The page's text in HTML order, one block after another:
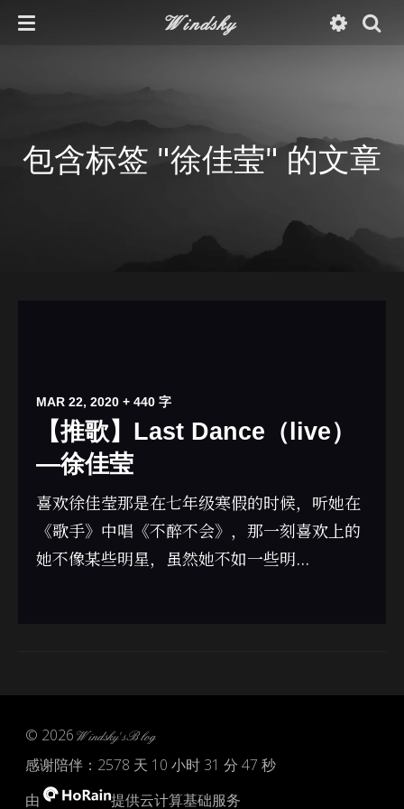
Windsky
包含标签 "徐佳莹" 的文章
MAR 22, 2020 + 440 字
【推歌】Last Dance（live）
—徐佳莹
喜欢徐佳莹那是在七年级寒假的时候，听她在
《歌手》中唱《不醉不会》，那一刻喜欢上的
她不像某些明星，虽然她不如一些明...
© 2026Windsky's Blog
感谢陪伴： 2578 天 10 小时 31 分 47 秒
由
提供云计算基础服务